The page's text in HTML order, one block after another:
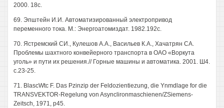
2000. 18с.
69. Эпштейн И.И. Автоматизированный электропривод
переменного тока. М.: Энергоатомиздат. 1982.192с.
70. Ястремский СИ., Кулешов A.A., Васильев К.А., Хачатрян CA.
Проблемы шахтного конвейерного транспорта в ОАО «Воркута
уголь» и пути их решения.// Горные машины и автоматика. 2001. Ш4.
с.23-25.
71. BlascWtc F. Das Pzinzip der Feldozientiezung, die Ynmdlage for die
TRANSVEKTOR-Regelung von Asynclironmaschienen/ZSiemens-
Zeitsch, 1971, p45.